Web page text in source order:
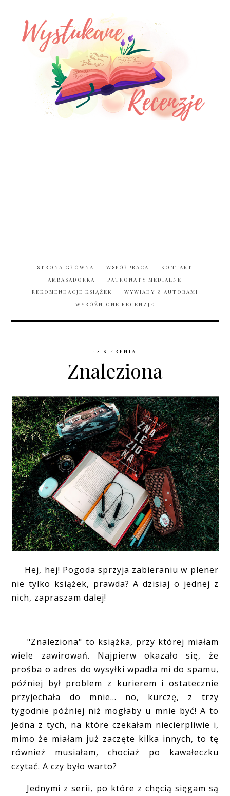
STRONA GŁÓWNA WSPÓŁPRACA
KONTAKT
AMBASADORKA
PATRONATY MEDIALNE
REKOMENDACJE KSIĄŻEK
WYWIADY Z AUTORAMI
WYRÓŻNIONE RECENZJE
12 SIERPNIA
Znaleziona
Hej, hej! Pogoda sprzyja zabieraniu w plener
nie tylko książek, prawda? A dzisiaj o jednej z
nich, zapraszam dalej!
"Znaleziona" to książka, przy której miałam
wiele zawirowań. Najpierw okazało się, że
prośba o adres do wysyłki wpadła mi do spamu,
później był problem z kurierem i ostatecznie
przyjechała do mnie... no, kurczę, z trzy
tygodnie później niż mogłaby u mnie być! A to
jedna z tych, na które czekałam niecierpliwie i,
mimo że miałam już zaczęte kilka innych, to tę
również musiałam, chociaż po kawałeczku
czytać. A czy było warto?
Jednymi z serii, po które z chęcią sięgam są